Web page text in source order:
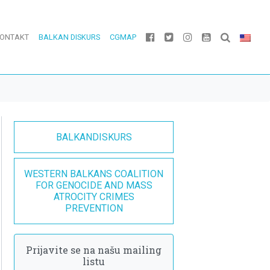
BALKAN DISKURS CGMAP
BALKANDISKURS
WESTERN BALKANS COALITION
FOR GENOCIDE AND MASS
ATROCITY CRIMES
PREVENTION
Prijavite se na našu mailing
listu